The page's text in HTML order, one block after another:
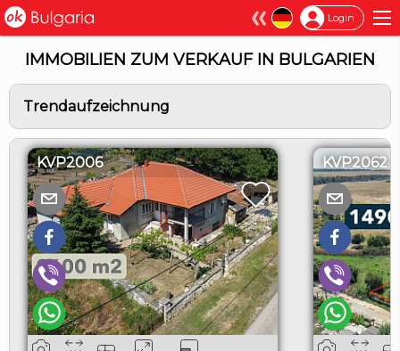
Login ×
IMMOBILIEN ZUM VERKAUF IN BULGARIEN
Trendaufzeichnung
KVP2006 KVP2062